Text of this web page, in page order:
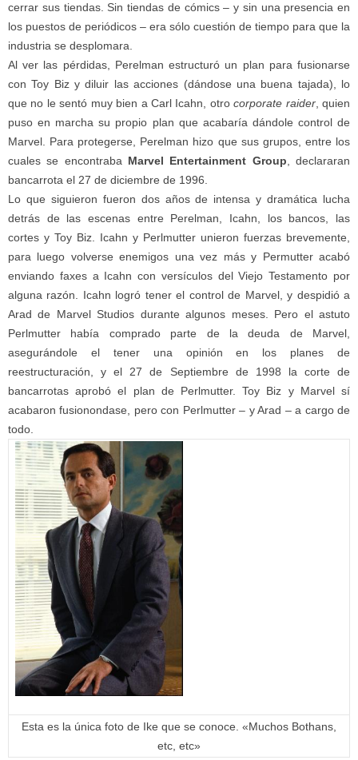
cerrar sus tiendas. Sin tiendas de cómics – y sin una presencia en
los puestos de periódicos – era sólo cuestión de tiempo para que la
industria se desplomara.
Al ver las pérdidas, Perelman estructuró un plan para fusionarse
con Toy Biz y diluir las acciones (dándose una buena tajada), lo
que no le sentó muy bien a Carl Icahn, otrocorporate raider, quien
puso en marcha su propio plan que acabaría dándole control de
Marvel. Para protegerse, Perelman hizo que sus grupos, entre los
cuales se encontraba Marvel Entertainment Group , declararan
bancarrota el 27 de diciembre de 1996.
Lo que siguieron fueron dos años de intensa y dramática lucha
detrás de las escenas entre Perelman, Icahn, los bancos, las
cortes y Toy Biz. Icahn y Perlmutter unieron fuerzas brevemente,
para luego volverse enemigos una vez más y Permutter acabó
enviando faxes a Icahn con versículos del Viejo Testamento por
alguna razón. Icahn logró tener el control de Marvel, y despidió a
Arad de Marvel Studios durante algunos meses. Pero el astuto
Perlmutter había comprado parte de la deuda de Marvel,
asegurándole el tener una opinión en los planes de
reestructuración, y el 27 de Septiembre de 1998 la corte de
bancarrotas aprobó el plan de Perlmutter. Toy Biz y Marvel sí
acabaron fusionondase, pero con Perlmutter – y Arad – a cargo de
todo.
Esta es la única foto de Ike que se conoce. «Muchos Bothans,
etc, etc»